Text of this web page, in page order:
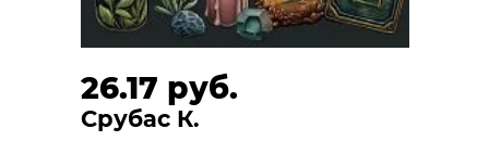
26.17 руб.
Срубас К.